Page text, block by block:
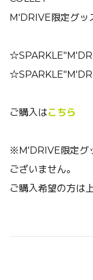
M'DRIVE限定グッ
ご購入はこちら
※M'DRIVE限定グ
ございません。
ご購入希望の方は